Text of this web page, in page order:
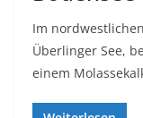
Im
Überlinger See,
einem